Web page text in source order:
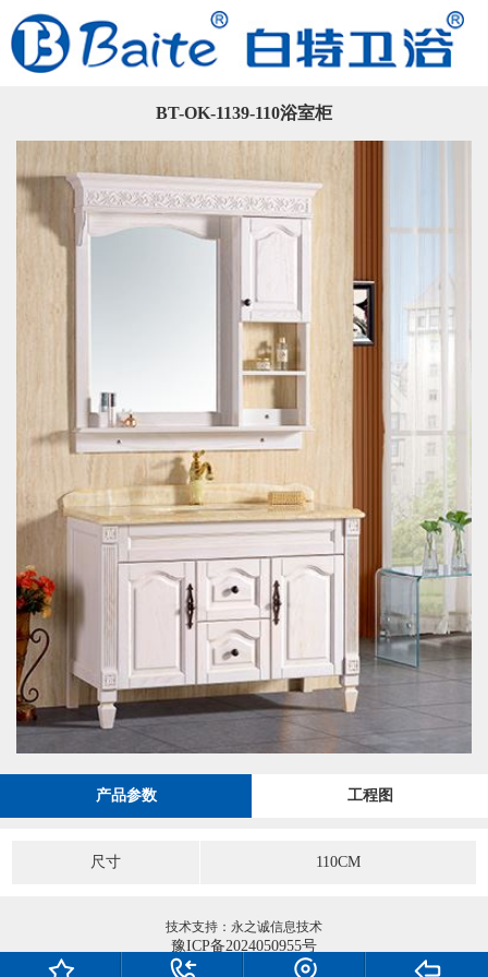
BT-OK-1139-110浴室柜
产品参数 工程图
尺寸 110CM
技术支持：永之诚信息技术
豫ICP备2024050955号